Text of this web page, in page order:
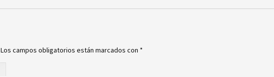
Los campos obligatorios están marcados con *